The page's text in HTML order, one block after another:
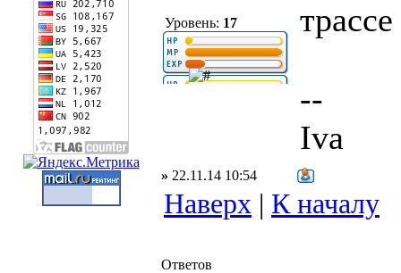
Уровень: 17
--
Iva
» 22.11.14 10:54
Наверх | К началу
Ответов